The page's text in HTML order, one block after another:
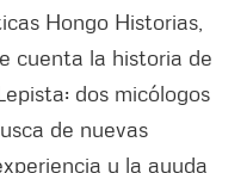
Hongo Historias,
cuenta la historia de
dos micólogos
de nuevas
y la ayuda